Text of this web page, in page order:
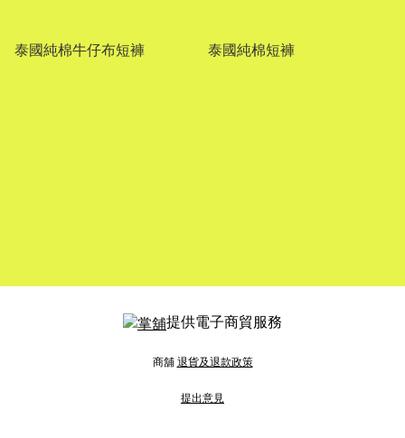
泰國純棉牛仔布短褲 泰國純棉短褲
提供電子商貿服務
商舖 退貨及退款政策
提出意見